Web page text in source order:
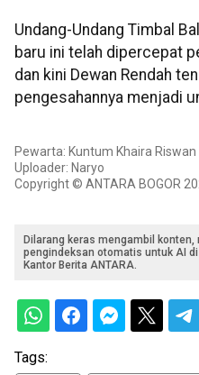
Undang-Undang Timbal
baru ini telah dipercepat
dan kini Dewan Rendah
pengesahannya menjadi
Pewarta: Kuntum Khaira Riswan
Uploader: Naryo
Copyright © ANTARA BOGOR
Dilarang keras mengambil
pengindeksan otomatis untuk AI
Kantor Berita ANTARA.
Tags: